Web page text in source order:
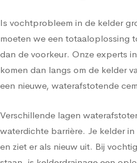
Is vochtprobleem in de kelder
moeten we een totaaloplossing
dan de voorkeur. Onze experts
komen dan langs om de kelder
een nieuwe, waterafstotende
Verschillende lagen
waterdichte barrière. Je kelder
en ziet er als nieuw uit. Bij